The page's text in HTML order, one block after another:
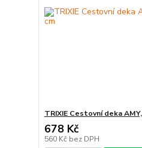
TRIXIE Cestovní deka
678 Kč
560 Kč bez DPH